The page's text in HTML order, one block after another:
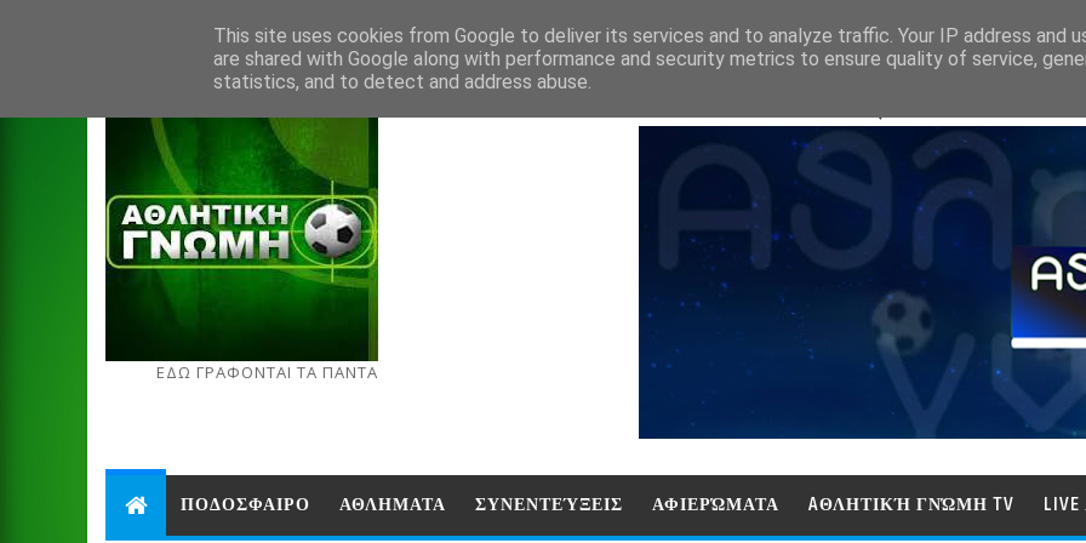
ΕΔΩ ΓΡΑΦΟΝΤΑΙ ΤΑ ΠΑΝΤΑ
ΠΟΔΟΣΦΑΙΡΟ ΑΘΛΗΜΑΤΑ ΣΥΝΕΝΤΕΎΞΕΙΣ ΑΦΙΕΡΏΜΑΤΑ AΘΛΗΤΙΚΉ ΓΝΏΜΗ TV
This site uses cookies from Google to deliver its services and to analyze traffic. Your IP address and
are shared with Google along with performance and security metrics to ensure quality of service,
statistics, and to detect and address abuse.